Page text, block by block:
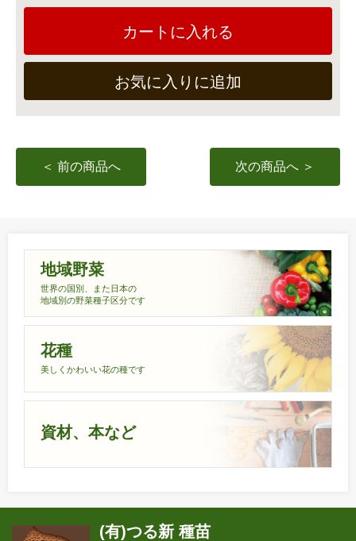
カートに入れる
お気に入りに追加
＜ 前の商品へ 次の商品へ ＞
地域野菜
世界の国別、また日本の
地域別の野菜種子区分です
花種
美しくかわいい花の種です
資材、本など
(有)つる新 種苗